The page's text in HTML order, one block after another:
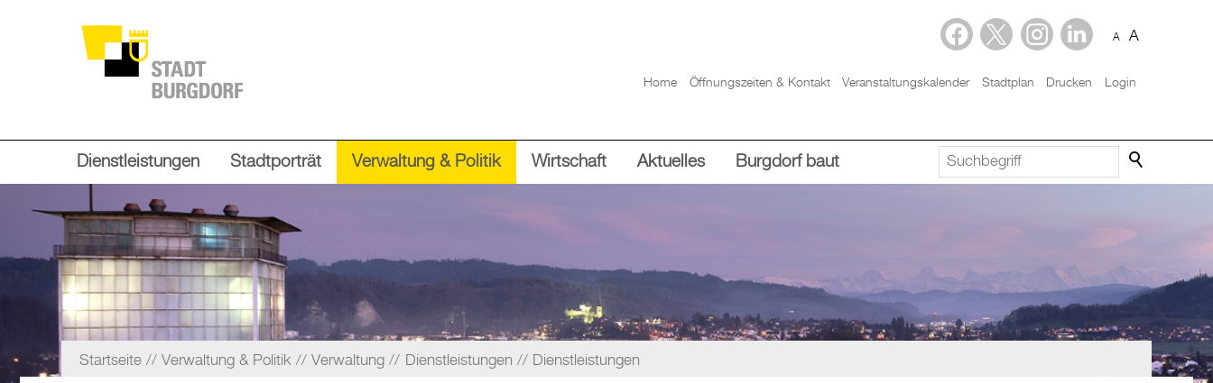
A A
Home Öffnungszeiten & Kontakt Veranstaltungskalender Stadtplan Drucken Login
Dienstleistungen Stadtporträt Verwaltung & Politik Wirtschaft Aktuelles Burgdorf baut
Startseite Verwaltung & Politik Verwaltung Dienstleistungen Dienstleistungen